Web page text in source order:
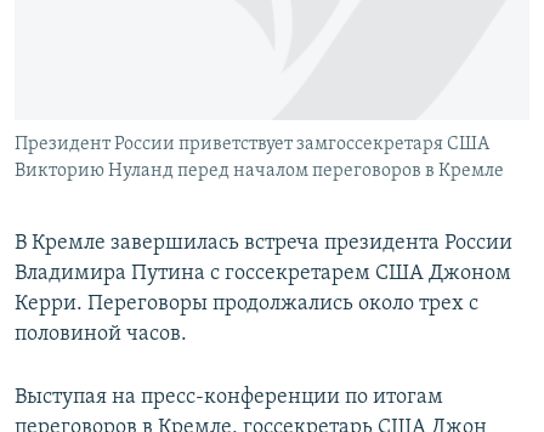
УКРАИНСКАЯ ПРОБЛЕМА КРЫМА
Все сайты RFE/RL
Президент России приветствует замгоссекретаря США
Викторию Нуланд перед началом переговоров в Кремле
В Кремле завершилась встреча президента России
Владимира Путина с госсекретарем США Джоном
Керри. Переговоры продолжались около трех с
половиной часов.
Выступая на пресс-конференции по итогам